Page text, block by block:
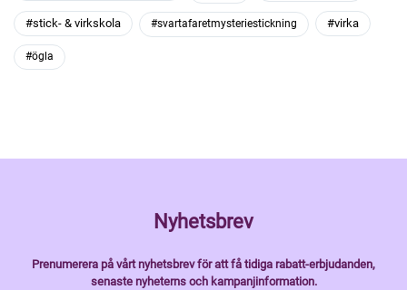
#stick- & virkskola #svartafaretmysteriestickning #virka
#ögla
Nyhetsbrev
Prenumerera på vårt nyhetsbrev för att få tidiga rabatt-erbjudanden,
senaste nyheterns och kampanjinformation.